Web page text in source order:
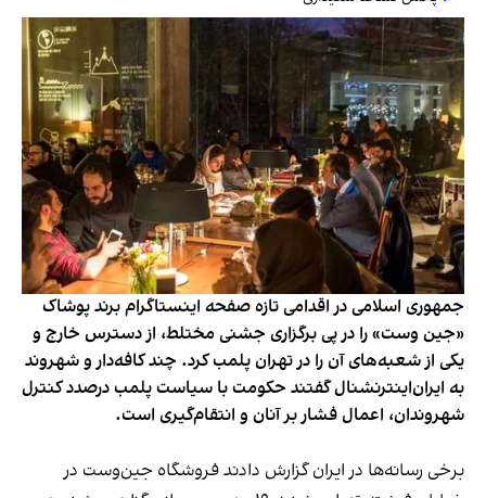
جمهوری اسلامی در اقدامی تازه صفحه اینستاگرام برند پوشاک
«جین وست» را در پی برگزاری جشنی مختلط، از دسترس خارج و
یکی از شعبه‌های آن را در تهران پلمب کرد. چند کافه‌‌دار و شهروند
به ایران‌اینترنشنال گفتند حکومت با سیاست پلمب درصدد کنترل
شهروندان، اعمال فشار بر آنان و انتقام‌گیری است.
برخی رسانه‌ها در ایران گزارش دادند فروشگاه جین‌وست در